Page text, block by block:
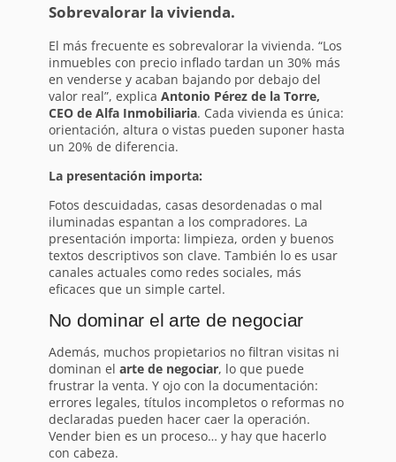
Sobrevalorar la vivienda.
El más frecuente es sobrevalorar la vivienda. “Los
inmuebles con precio inflado tardan un 30% más
en venderse y acaban bajando por debajo del
valor real”, explica Antonio Pérez de la Torre,
CEO de Alfa Inmobiliaria. Cada vivienda es única:
orientación, altura o vistas pueden suponer hasta
un 20% de diferencia.
La presentación importa:
Fotos descuidadas, casas desordenadas o mal
iluminadas espantan a los compradores. La
presentación importa: limpieza, orden y buenos
textos descriptivos son clave. También lo es usar
canales actuales como redes sociales, más
eficaces que un simple cartel.
No dominar el arte de negociar
Además, muchos propietarios no filtran visitas ni
dominan el arte de negociar, lo que puede
frustrar la venta. Y ojo con la documentación:
errores legales, títulos incompletos o reformas no
declaradas pueden hacer caer la operación.
Vender bien es un proceso… y hay que hacerlo
con cabeza.